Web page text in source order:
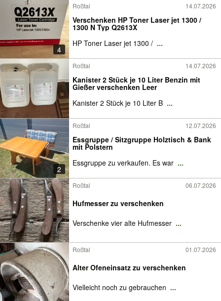
4
Roßtal 14.07.2026
Verschenken HP Toner Laser jet 1300 /
1300 N Typ Q2613X
HP Toner Laser jet 1300 / ...
Roßtal 14.07.2026
Kanister 2 Stück je 10 Liter Benzin mit
Gießer verschenken Leer
Kanister 2 Stück je 10 Liter B ...
2
Roßtal 12.07.2026
Essgruppe / Sitzgruppe Holztisch & Bank
mit Polstern
Essgruppe zu verkaufen. Es war ...
Roßtal 06.07.2026
Hufmesser zu verschenken
Verschenke vier alte Hufmesser ...
Roßtal 01.07.2026
Alter Ofeneinsatz zu verschenken
Vielleicht noch zu gebrauchen ...